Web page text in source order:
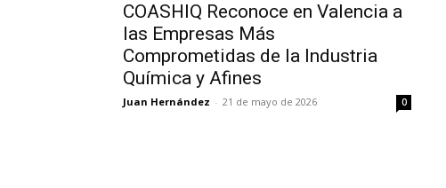
COASHIQ Reconoce en Valencia a
las Empresas Más
Comprometidas de la Industria
Química y Afines
Juan Hernández - 21 de mayo de 2026 0